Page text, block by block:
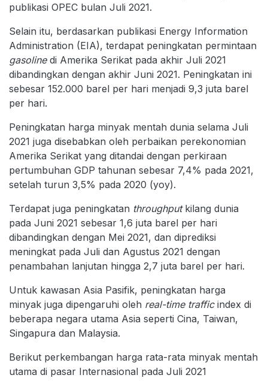
publikasi OPEC bulan Juli 2021.
Selain itu, berdasarkan publikasi Energy Information
Administration (EIA), terdapat peningkatan permintaan
gasolinedi Amerika Serikat pada akhir Juli 2021
dibandingkan dengan akhir Juni 2021. Peningkatan ini
sebesar 152.000 barel per hari menjadi 9,3 juta barel
per hari.
Peningkatan harga minyak mentah dunia selama Juli
2021 juga disebabkan oleh perbaikan perekonomian
Amerika Serikat yang ditandai dengan perkiraan
pertumbuhan GDP tahunan sebesar 7,4% pada 2021,
setelah turun 3,5% pada 2020 (yoy).
Terdapat juga peningkatan throughputkilang dunia
pada Juni 2021 sebesar 1,6 juta barel per hari
dibandingkan dengan Mei 2021, dan diprediksi
meningkat pada Juli dan Agustus 2021 dengan
penambahan lanjutan hingga 2,7 juta barel per hari.
Untuk kawasan Asia Pasifik, peningkatan harga
minyak juga dipengaruhi oleh real-time trafficindex di
beberapa negara utama Asia seperti Cina, Taiwan,
Singapura dan Malaysia.
Berikut perkembangan harga rata-rata minyak mentah
utama di pasar Internasional pada Juli 2021